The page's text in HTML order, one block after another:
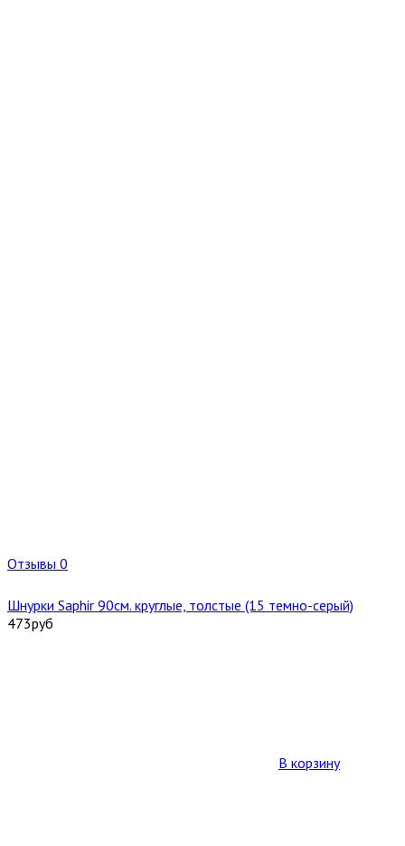
Отзывы 0
Шнурки Saphir 90см. круглые, толстые (15 темно-серый)
473руб
В корзину